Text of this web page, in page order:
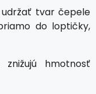
tvar čepele
do loptičky,
hmotnosť